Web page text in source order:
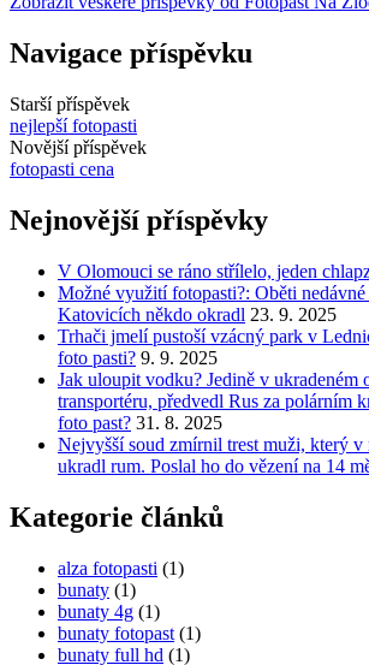
Navigace příspěvku
Starší příspěvek
nejlepší fotopasti
Novější příspěvek
fotopasti cena
Nejnovější příspěvky
V Olomouci se ráno střílelo, jeden
Možné využití fotopasti?: Oběti nedávné
Katovicích někdo okradl 23. 9. 2025
Trhači jmelí pustoší vzácný park v
foto pasti? 9. 9. 2025
Jak uloupit vodku? Jedině v ukradeném
transportéru, předvedl Rus za polárním
foto past? 31. 8. 2025
Nejvyšší soud zmírnil trest muži, který v
ukradl rum. Poslal ho do vězení na 14
Kategorie článků
alza fotopasti (1)
bunaty (1)
bunaty 4g (1)
bunaty fotopast (1)
bunaty full hd (1)